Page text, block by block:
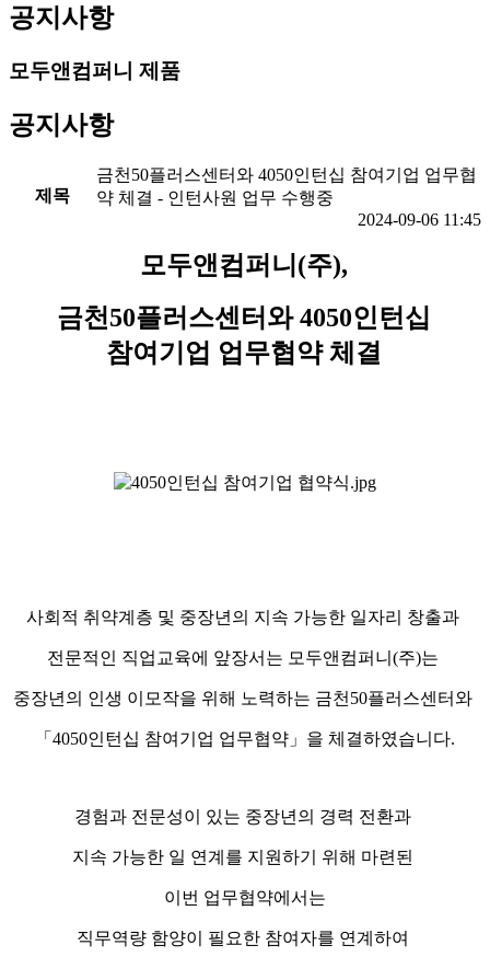
공지사항
모두앤컴퍼니 제품
공지사항
제목
금천50플러스센터와 4050인턴십 참여기업 업무협
약 체결 - 인턴사원 업무 수행중
2024-09-06 11:45
모두앤컴퍼니 (주),
금천50플러스센터와4050인턴십
참여기업 업무협약 체결
사회적 취약계층 및 중장년의 지속 가능한 일자리 창출과
전문적인 직업교육에 앞장서는 모두앤컴퍼니 (주)는
중장년의 인생 이모작을 위해 노력하는 금천 50플러스센터와
「 4050인턴십 참여기업 업무협약 」 을 체결하였습니다.
경험과 전문성이 있는 중장년의 경력 전환과
지속 가능한 일 연계를 지원하기 위해 마련된
이번 업무협약에서는
직무역량 함양이 필요한 참여자를 연계하여